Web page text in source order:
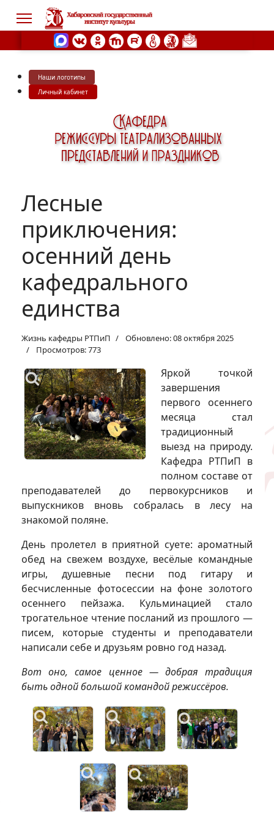
Наши логотипы
Личный кабинет
Лесные
приключения:
осенний день
кафедрального
единства
Жизнь кафедры РТПиП
Обновлено: 08 октября 2025
Просмотров: 773
Яркой точкой
завершения
первого осеннего
месяца стал
традиционный
выезд на природу.
Кафедра РТПиП в
полном составе от
преподавателей до первокурсников и
выпускников вновь собралась в лесу на
знакомой поляне.
День пролетел в приятной суете: ароматный
обед на свежем воздухе, весёлые командные
игры, душевные песни под гитару и
бесчисленные фотосессии на фоне золотого
осеннего пейзажа. Кульминацией стало
трогательное чтение посланий из прошлого —
писем, которые студенты и преподаватели
написали себе и друзьям ровно год назад.
Вот оно, самое ценное — добрая традиция
быть одной большой командой режиссёров.